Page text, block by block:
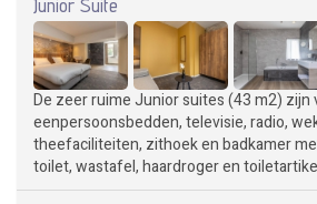
Junior Suite
De zeer ruime Junior suites (43 m2) zijn
eenpersoonsbedden, televisie, radio,
theefaciliteiten, zithoek en badkamer
toilet, wastafel, haardroger en